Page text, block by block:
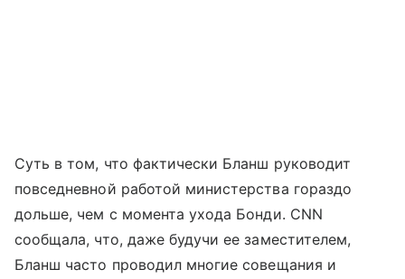
Суть в том, что фактически Бланш руководит
повседневной работой министерства гораздо
дольше, чем с момента ухода Бонди. CNN
сообщала, что, даже будучи ее заместителем,
Бланш часто проводил многие совещания и